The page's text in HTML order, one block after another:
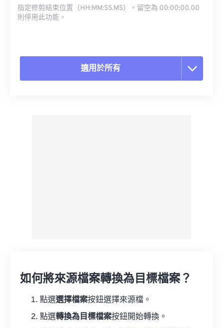
指定修剪結束位置（HH:MM:SS.MS）。留空為 00:00:00.00
則停用此功能。
適用於所有
如何將來源檔案轉換為目標檔案？
點選選擇檔案按鈕選擇來源檔。
點選轉換為目標檔案按鈕開始轉換。